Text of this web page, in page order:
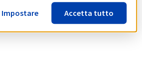
Impostare
Accetta tutto